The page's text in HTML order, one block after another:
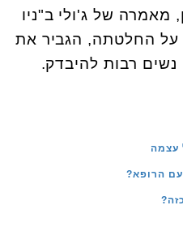
של ג'ולי ב"ניו
על החלטתה, הגביר את
רבות להיבדק.
עצמה
הרופא?